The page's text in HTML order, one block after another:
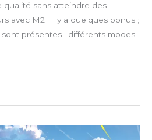
qualité sans atteindre des
avec M2 ; il y a quelques bonus ;
présentes : différents modes